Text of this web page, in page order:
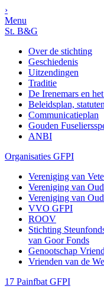
›
Menu
St. B&G
Over de stichting
Geschiedenis
Uitzendingen
Traditie
De Irenemars en
Beleidsplan,
Communicatieplan
Gouden
ANBI
Organisaties GFPI
Vereniging van
Vereniging van
Vereniging van
VVO GFPI
ROOV
Stichting
van Goor Fonds
Genootschap
Vrienden van de
17 Painfbat GFPI